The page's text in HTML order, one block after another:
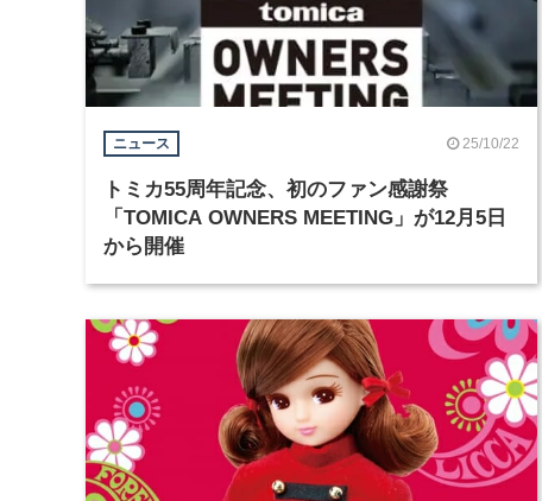
ニュース 25/10/22
トミカ55周年記念、初のファン感謝祭
「TOMICA OWNERS MEETING」が12月5日
から開催